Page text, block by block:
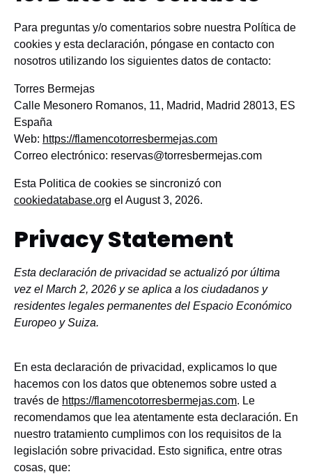
Para preguntas y/o comentarios sobre nuestra Política de
cookies y esta declaración, póngase en contacto con
nosotros utilizando los siguientes datos de contacto:
Torres Bermejas
Calle Mesonero Romanos, 11, Madrid, Madrid 28013, ES
España
Web: https://flamencotorresbermejas.com
Correo electrónico: reservas@torresbermejas.com
Esta Politica de cookies se sincronizó con
cookiedatabase.org el August 3, 2026.
Privacy Statement
Esta declaración de privacidad se actualizó por última
vez el March 2, 2026 y se aplica a los ciudadanos y
residentes legales permanentes del Espacio Económico
Europeo y Suiza.
En esta declaración de privacidad, explicamos lo que
hacemos con los datos que obtenemos sobre usted a
través de https://flamencotorresbermejas.com. Le
recomendamos que lea atentamente esta declaración. En
nuestro tratamiento cumplimos con los requisitos de la
legislación sobre privacidad. Esto significa, entre otras
cosas, que: